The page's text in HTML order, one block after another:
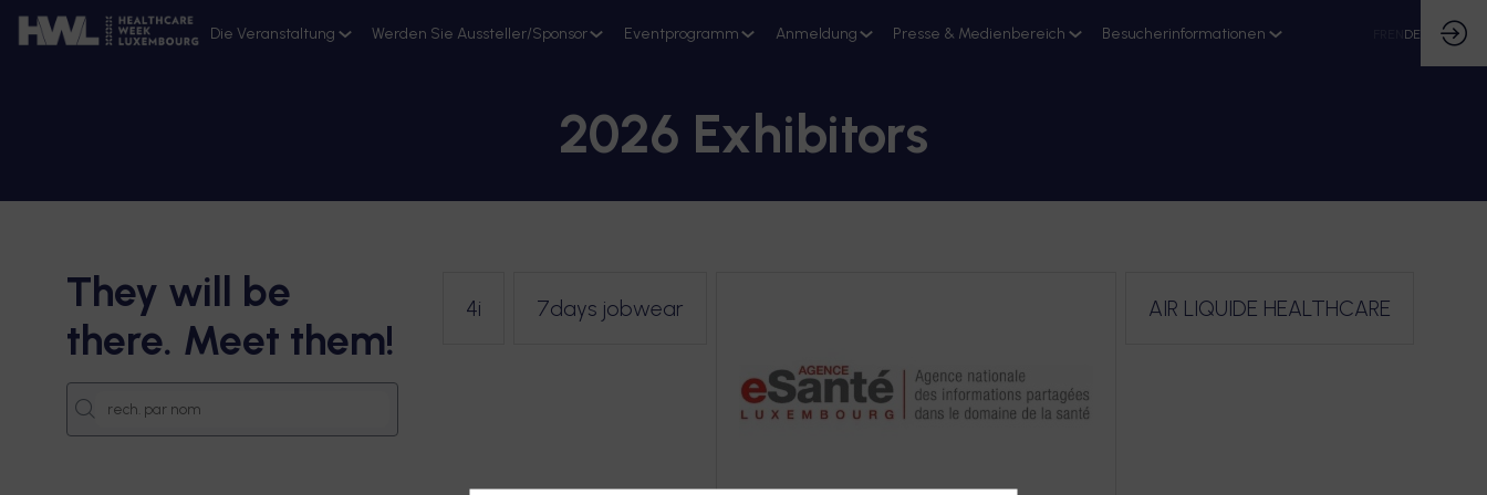
Die Veranstaltung Werden Sie Aussteller/Sponsor Eventprogramm Anmeldung Presse & Medienbereich Besucherinformationen DE
2026 Exhibitors
They will be
there. Meet them!
4i 7days jobwear AIR LIQUIDE HEALTHCARE